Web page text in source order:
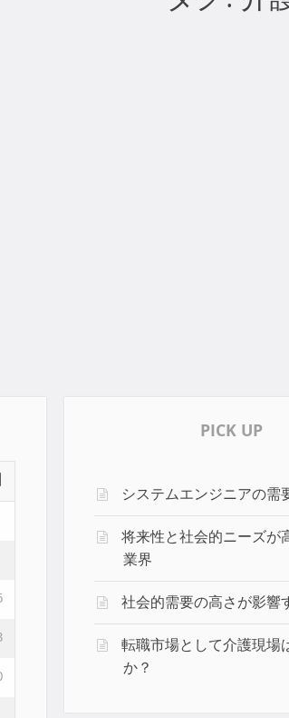
PICK UP
システムエンジニアの需
将来性と社会的ニーズが
業界
社会的需要の高さが影響
転職市場として介護現場
か？